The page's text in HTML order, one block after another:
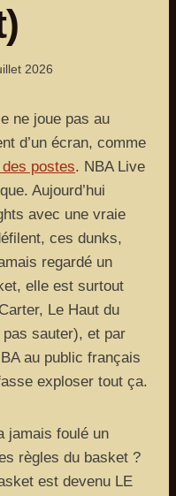
2026
ne joue pas au
d’un écran, comme
postes. NBA Live
Aujourd’hui
avec une vraie
ces dunks,
regardé un
elle est surtout
Le Haut du
sauter), et par
au public français
exploser tout ça.
jamais foulé un
règles du basket ?
est devenu LE